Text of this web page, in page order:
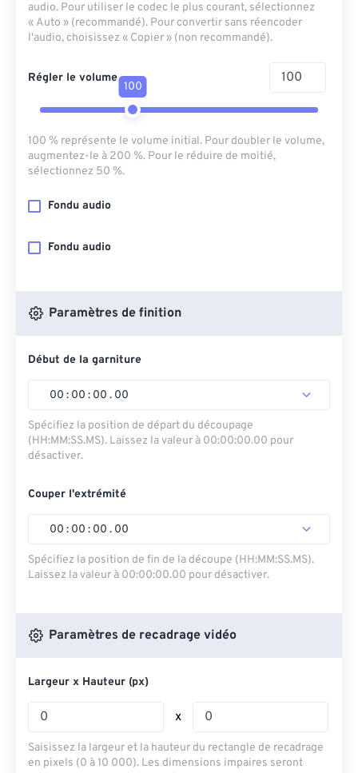
audio. Pour utiliser le codec le plus courant, sélectionnez
« Auto » (recommandé). Pour convertir sans réencoder
l'audio, choisissez « Copier » (non recommandé).
Régler le volume
100
100 % représente le volume initial. Pour doubler le volume,
augmentez-le à 200 %. Pour le réduire de moitié,
sélectionnez 50 %.
Fondu audio
Fondu audio
Paramètres de finition
Début de la garniture
00 : 00 : 00 . 00
Spécifiez la position de départ du découpage
(HH:MM:SS.MS). Laissez la valeur à 00:00:00.00 pour
désactiver.
Couper l'extrémité
00 : 00 : 00 . 00
Spécifiez la position de fin de la découpe (HH:MM:SS.MS).
Laissez la valeur à 00:00:00.00 pour désactiver.
Paramètres de recadrage vidéo
Largeur x Hauteur (px)
x
Saisissez la largeur et la hauteur du rectangle de recadrage
en pixels (0 à 10 000). Les dimensions impaires seront